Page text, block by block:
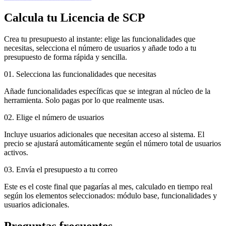
Calcula tu Licencia de SCP
Crea tu presupuesto al instante: elige las funcionalidades que
necesitas, selecciona el número de usuarios y añade todo a tu
presupuesto de forma rápida y sencilla.
01. Selecciona las funcionalidades que necesitas
Añade funcionalidades específicas que se integran al núcleo de la
herramienta. Solo pagas por lo que realmente usas.
02. Elige el número de usuarios
Incluye usuarios adicionales que necesitan acceso al sistema. El
precio se ajustará automáticamente según el número total de usuarios
activos.
03. Envía el presupuesto a tu correo
Este es el coste final que pagarías al mes, calculado en tiempo real
según los elementos seleccionados: módulo base, funcionalidades y
usuarios adicionales.